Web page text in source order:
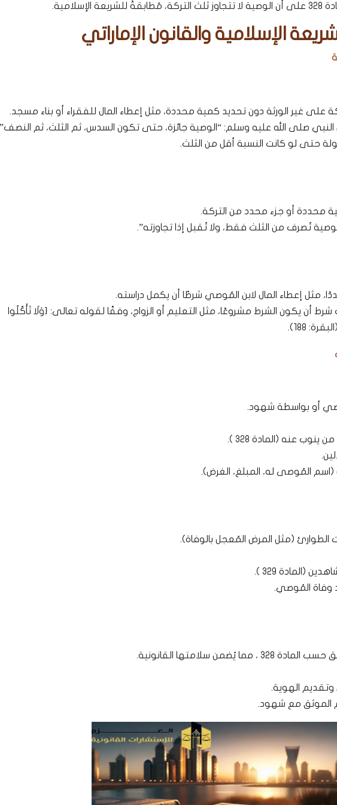
الإسلامية.
الإسلامية والقانون الإماراتي
على غير الورثة دون تحديد كمية محددة، مثل إعطاء المال للفقراء أو بناء مسجد.
النبي صلى الله عليه وسلم: “الوصية جائزة، حتى تكون السدس، ثم الثلث، ثم
حتى لو كانت النسبة أقل من الثلث.
محددة أو جزء محدد من التركة.
تُصرف من الثلث فقط، ولا تُقبل إذا تجاوزته”.
مثل إعطاء المال لابن المُوصي شرطًا أن يكمل دراسته.
شرط أن يكون الشرط مشروعًا، مثل التعليم أو الزواج، وفقًا لقوله تعالى: {وَلَا تَأْكُلُوا
188).
أو بواسطة شهود.
عنه (المادة 328 ).
(اسم المُوصى له، المبلغ، الغرض).
(مثل المرض المُعجل بالوفاة).
(المادة 329 ).
وفاة المُوصي.
مما يُضمن سلامتها القانونية.
وتقديم الهوية.
الموثق مع شهود.